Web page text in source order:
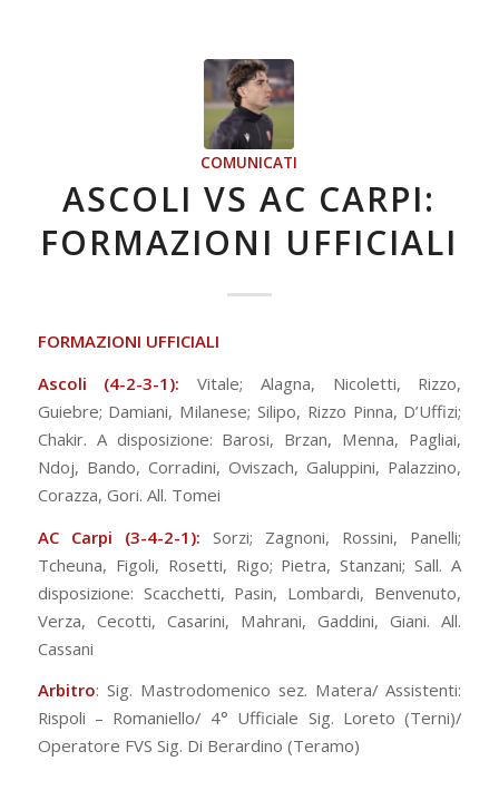
COMUNICATI
ASCOLI VS AC CARPI:
FORMAZIONI UFFICIALI
FORMAZIONI UFFICIALI
Ascoli (4-2-3-1): Vitale; Alagna, Nicoletti, Rizzo,
Guiebre; Damiani, Milanese; Silipo, Rizzo Pinna, D’Uffizi;
Chakir. A disposizione: Barosi, Brzan, Menna, Pagliai,
Ndoj, Bando, Corradini, Oviszach, Galuppini, Palazzino,
Corazza, Gori. All. Tomei
AC Carpi
(3-4-2-1): Sorzi; Zagnoni, Rossini, Panelli;
Tcheuna, Figoli, Rosetti, Rigo; Pietra, Stanzani; Sall. A
disposizione: Scacchetti, Pasin, Lombardi, Benvenuto,
Verza, Cecotti, Casarini, Mahrani, Gaddini, Giani. All.
Cassani
Arbitro: Sig. Mastrodomenico sez. Matera/ Assistenti:
Rispoli – Romaniello/ 4° Ufficiale Sig. Loreto (Terni)/
Operatore FVS Sig. Di Berardino (Teramo)